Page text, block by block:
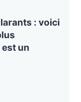
: voici
un